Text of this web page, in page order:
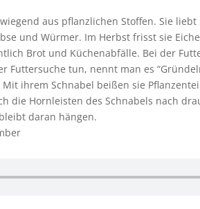
aus pflanzlichen Stoffen. Sie liebt
und Würmer. Im Herbst frisst sie
Brot und Küchenabfälle. Bei der
Futtersuche tun, nennt man es
ihrem Schnabel beißen sie
die Hornleisten des Schnabels nach
daran hängen.